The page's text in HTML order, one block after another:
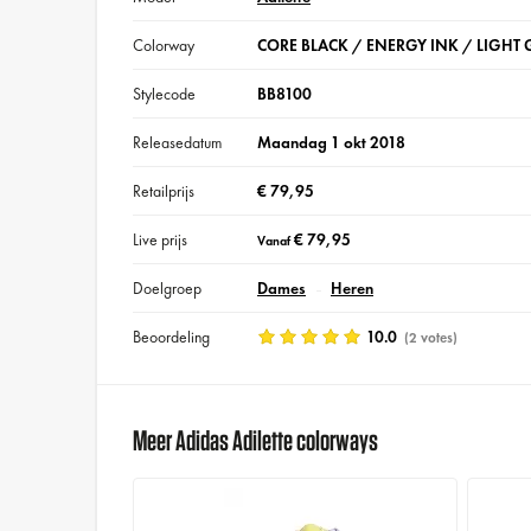
Colorway CORE BLACK / ENERGY INK / LIGHT
Stylecode BB8100
Releasedatum Maandag 1 okt 2018
Retailprijs € 79,95
Live prijs Vanaf€ 79,95
Doelgroep Dames Heren
Beoordeling 10.0 (2 votes)
Meer Adidas Adilette colorways